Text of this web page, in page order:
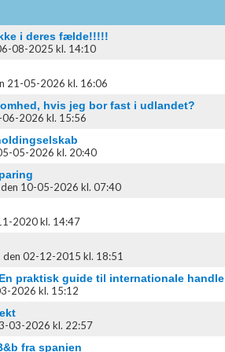
i deres fælde!!!!!
08-2025 kl. 14:10
21-05-2026 kl. 16:06
hvis jeg bor fast i udlandet?
2026 kl. 15:56
05-2026 kl. 20:40
den 10-05-2026 kl. 07:40
2020 kl. 14:47
den 02-12-2015 kl. 18:51
praktisk guide til internationale
2026 kl. 15:12
03-2026 kl. 22:57
fra spanien